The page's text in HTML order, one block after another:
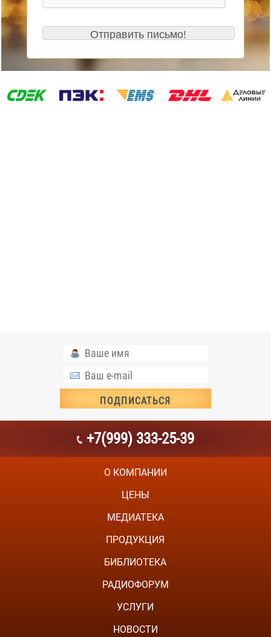
+7(999) 333-25-39
О КОМПАНИИ
ЦЕНЫ
МЕДИАТЕКА
ПРОДУКЦИЯ
БИБЛИОТЕКА
РАДИОФОРУМ
УСЛУГИ
НОВОСТИ